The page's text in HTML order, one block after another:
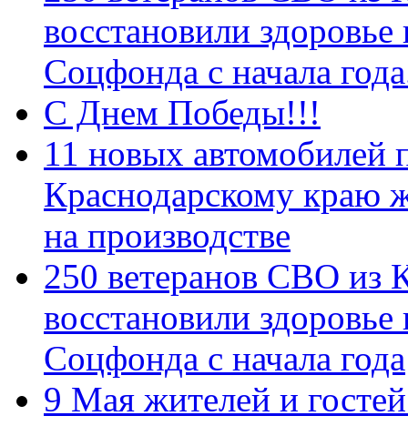
восстановили
Соцфонда с начала
С Днем Победы!!!
11 новых автомобилей
Краснодарскому краю
на производстве
250 ветеранов СВО из
восстановили
Соцфонда с начала года
9 Мая жителей и